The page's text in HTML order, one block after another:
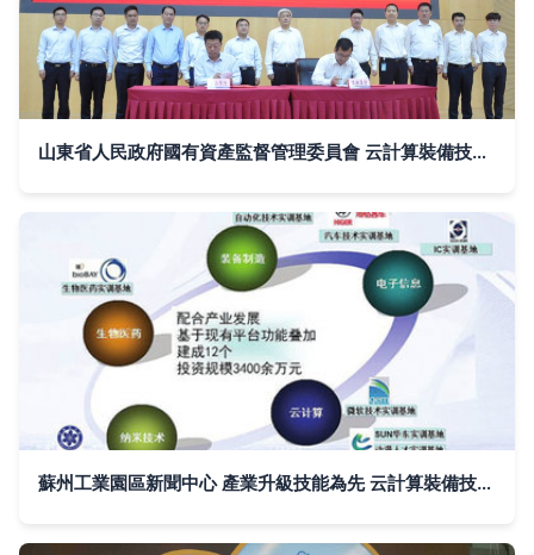
山東省人民政府國有資產監督管理委員會 云計算裝備技術服務的賦能與創新
蘇州工業園區新聞中心 產業升級技能為先 云計算裝備技術服務嶄露新勢能